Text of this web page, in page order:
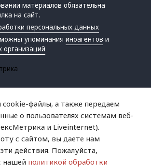
материалов обязательна
на сайт.
персональных данных
упоминанияиноагентов и
файлы, а также передаем
о пользователях системам веб-
и Liveinternet).
с сайтом, вы даете нам
действия. Пожалуйста,
нашей политикой обработки